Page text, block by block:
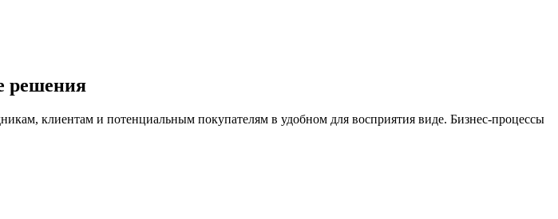
решения
клиентам и потенциальным покупателям в удобном для восприятия виде. Бизнес-процессы